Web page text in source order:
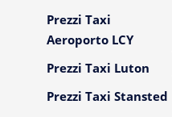
Prezzi Taxi
Aeroporto LCY
Prezzi Taxi Luton
Prezzi Taxi Stansted